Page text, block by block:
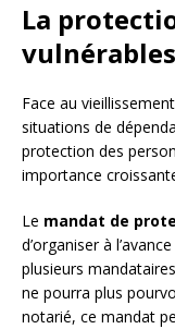
La
vulnérables
Face au
situations de
protection des
importance
Le mandat de
d’organiser à
plusieurs
ne pourra plus
notarié, ce mandat